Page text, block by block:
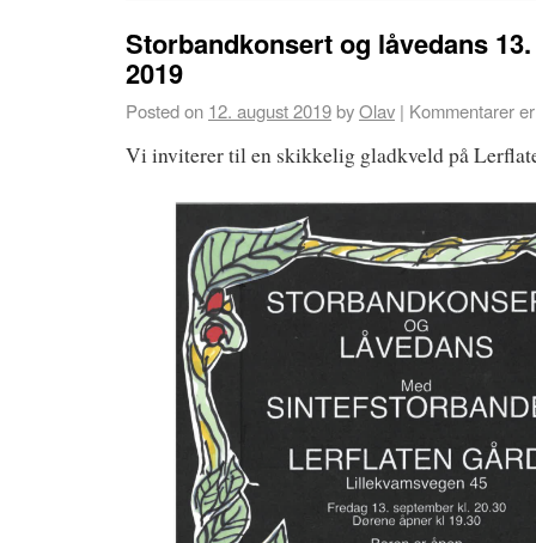
Storbandkonsert og låvedans
2019
Posted on 12. august 2019byOlav | Kommentarer
Vi inviterer til en skikkelig gladkveld på